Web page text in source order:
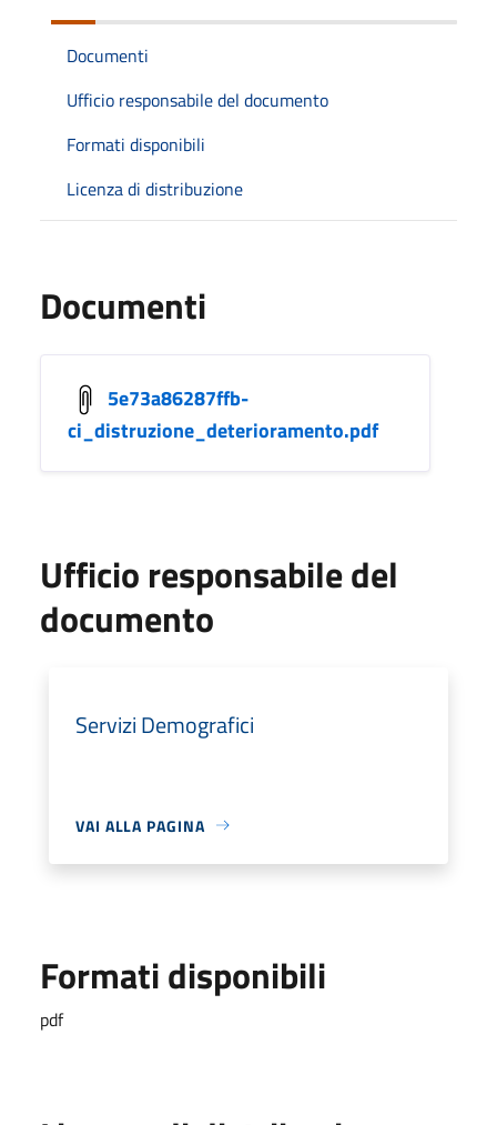
Documenti
Ufficio responsabile del documento
Formati disponibili
Licenza di distribuzione
Documenti
5e73a86287ffb-
ci_distruzione_deterioramento.pdf
Ufficio responsabile del
documento
Servizi Demografici
VAI ALLA PAGINA
Formati disponibili
pdf